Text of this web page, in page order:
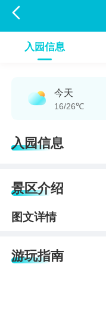

入园信息
今天
16/26℃
入园信息
景区介绍
图文详情
游玩指南